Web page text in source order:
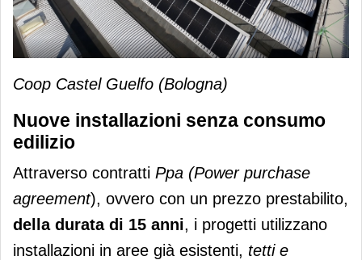
Coop Castel Guelfo (Bologna)
Nuove installazioni senza consumo
edilizio
Attraverso contratti Ppa (Power purchase
agreement), ovvero con un prezzo prestabilito,
della durata di 15 anni, i progetti utilizzano
installazioni in aree già esistenti, tetti e